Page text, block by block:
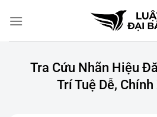
đến
Tra Cứu Nhãn Hiệu
Trí Tuệ Dễ,